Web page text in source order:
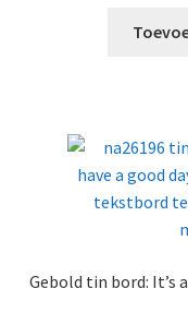
Gebold tin bord: It’s